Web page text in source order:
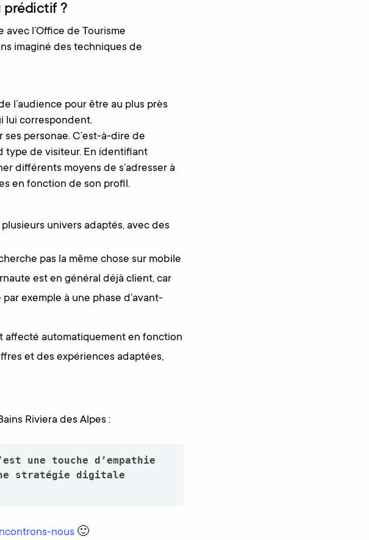
prédictif ?
l’Office de Tourisme
imaginé des techniques de
l’audience pour être au plus près
lui correspondent.
personae. C’est-à-dire de
type de visiteur. En identifiant
différents moyens de s’adresser à
en fonction de son profil.
univers adaptés, avec des
pas la même chose sur mobile
est en général déjà client, car
exemple à une phase d’avant-
affecté automatiquement en fonction
et des expériences adaptées,
Riviera des Alpes :
une touche d’empathie
stratégie digitale
nous🙂